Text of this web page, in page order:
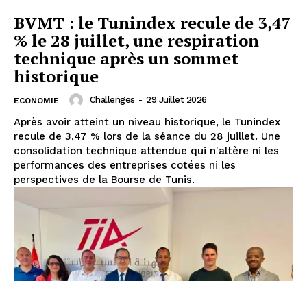
BVMT : le Tunindex recule de 3,47
% le 28 juillet, une respiration
technique après un sommet
historique
ECONOMIE Challenges - 29 Juillet 2026
Après avoir atteint un niveau historique, le Tunindex
recule de 3,47 % lors de la séance du 28 juillet. Une
consolidation technique attendue qui n'altère ni les
performances des entreprises cotées ni les
perspectives de la Bourse de Tunis.